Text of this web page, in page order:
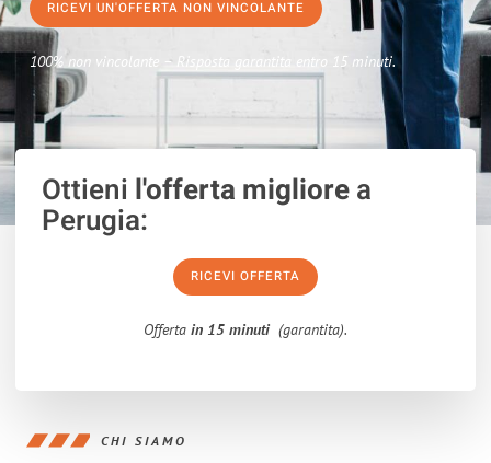
RICEVI UN'OFFERTA NON VINCOLANTE
100% non vincolante – Risposta garantita entro 15 minuti.
Ottieni l'offerta migliorea
Perugia:
RICEVI OFFERTA
Offerta in 15 minuti (garantita).
CHI SIAMO